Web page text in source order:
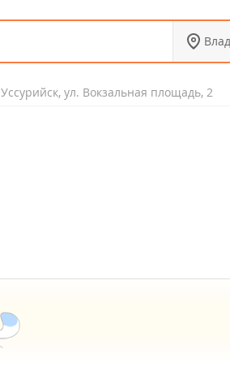
Уссурийск, ул. Вокзальная площадь, 2